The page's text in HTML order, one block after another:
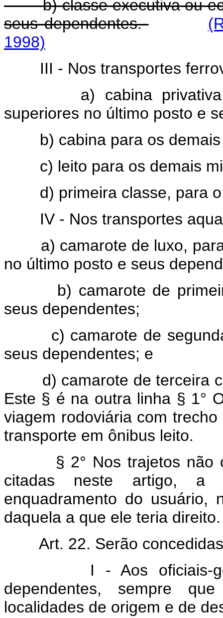
b) classe executiva ou
seus dependentes.
1998)
III - Nos transportes
a) cabina privativa
superiores no último posto e
b) cabina para os demais
c) leito para os demais
d) primeira classe, para o
IV - Nos transportes
a) camarote de luxo, para
no último posto e seus
b) camarote de primeira
seus dependentes;
c) camarote de segunda
seus dependentes; e
d) camarote de terceira
Este § é na outra linha § 1°
viagem rodoviária com
transporte em ônibus leito.
§ 2° Nos trajetos não
citadas neste artigo, a
enquadramento do usuário,
daquela a que ele teria direito.
Art. 22. Serão concedidas
I - Aos oficiais-
dependentes, sempre
localidades de origem e de